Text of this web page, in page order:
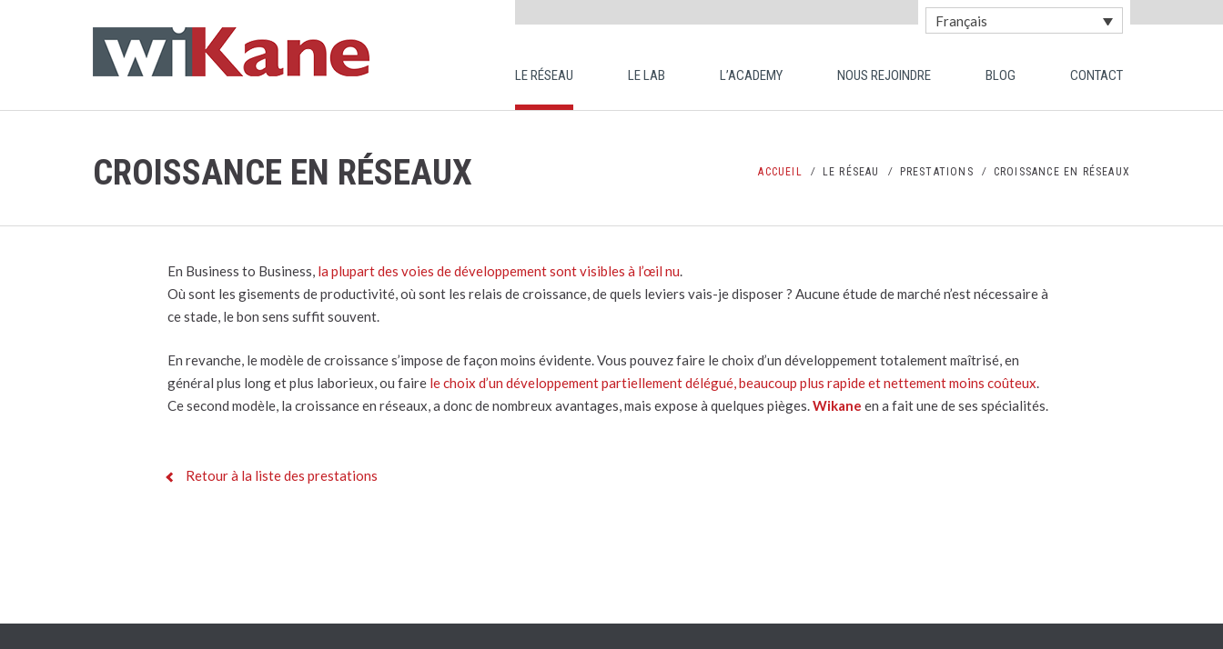
Français
LE RÉSEAU LE LAB L’ACADEMY NOUS REJOINDRE BLOG CONTACT
CROISSANCE EN RÉSEAUX ACCUEIL LE RÉSEAU PRESTATIONS CROISSANCE EN RÉSEAUX
En Business to Business, la plupart des voies de développement sont visibles à l’œil nu.
Où sont les gisements de productivité, où sont les relais de croissance, de quels leviers vais-je disposer ? Aucune étude de marché n’est nécessaire à
ce stade, le bon sens suffit souvent.
En revanche, le modèle de croissance s’impose de façon moins évidente. Vous pouvez faire le choix d’un développement totalement maîtrisé, en
général plus long et plus laborieux, ou faire le choix d’un développement partiellement délégué, beaucoup plus rapide et nettement moins coûteux.
Ce second modèle, la croissance en réseaux, a donc de nombreux avantages, mais expose à quelques pièges.Wikane en a fait une de ses spécialités.
Retour à la liste des prestations